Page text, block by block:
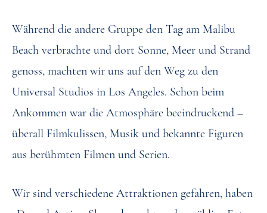
Während die andere Gruppe den Tag am Malibu
Beach verbrachte und dort Sonne, Meer und Strand
genoss, machten wir uns auf den Weg zu den
Universal Studios in Los Angeles. Schon beim
Ankommen war die Atmosphäre beeindruckend –
überall Filmkulissen, Musik und bekannte Figuren
aus berühmten Filmen und Serien.
Wir sind verschiedene Attraktionen gefahren, haben